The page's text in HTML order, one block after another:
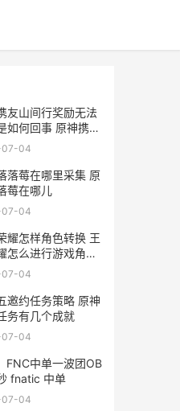
友山间行奖励无法
如何回事 原神携友
cp卡值多少人民币
07-04
落莓在哪里采集 原
莓在哪儿
07-04
耀怎样角色转换 王
怎么进行游戏角色
07-04
邀约任务策略 原神
务有几个成就
07-04
FNC中单一波团OB
fnatic 中单
07-04